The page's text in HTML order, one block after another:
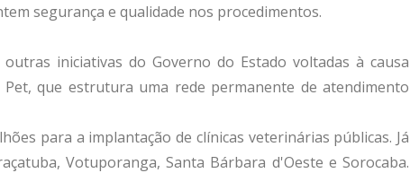
segurança e qualidade nos procedimentos.
iniciativas do Governo do Estado voltadas à causa
que estrutura uma rede permanente de atendimento
para a implantação de clínicas veterinárias públicas. Já
Votuporanga, Santa Bárbara d'Oeste e Sorocaba.